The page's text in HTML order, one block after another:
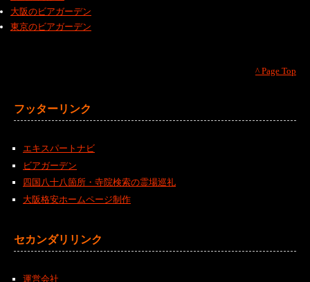
大阪のビアガーデン
東京のビアガーデン
^ Page Top
フッターリンク
エキスパートナビ
ビアガーデン
四国八十八箇所・寺院検索の霊場巡礼
大阪格安ホームページ制作
セカンダリリンク
運営会社